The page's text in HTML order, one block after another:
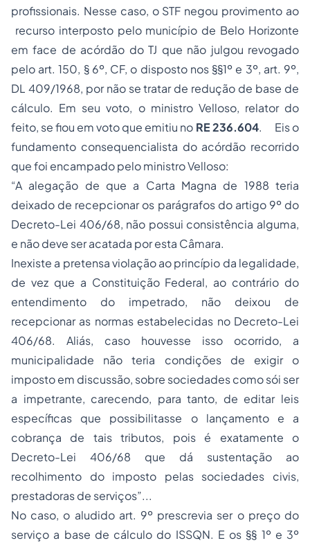
profissionais. Nesse caso, o STF negou provimento ao
recurso interposto pelo município de Belo Horizonte
em face de acórdão do TJ que não julgou revogado
pelo art. 150, § 6º, CF, o disposto nos §§1º e 3º, art. 9º,
DL 409/1968, por não se tratar de redução de base de
cálculo. Em seu voto, o ministro Velloso, relator do
feito, se fiou em voto que emitiu no RE 236.604. Eis o
fundamento consequencialista do acórdão recorrido
que foi encampado pelo ministro Velloso:
“A alegação de que a Carta Magna de 1988 teria
deixado de recepcionar os parágrafos do artigo 9º do
Decreto-Lei 406/68, não possui consistência alguma,
e não deve ser acatada por esta Câmara.
Inexiste a pretensa violação ao princípio da legalidade,
de vez que a Constituição Federal, ao contrário do
entendimento do impetrado, não deixou de
recepcionar as normas estabelecidas no Decreto-Lei
406/68. Aliás, caso houvesse isso ocorrido, a
municipalidade não teria condições de exigir o
imposto em discussão, sobre sociedades como sói ser
a impetrante, carecendo, para tanto, de editar leis
específicas que possibilitasse o lançamento e a
cobrança de tais tributos, pois é exatamente o
Decreto-Lei 406/68 que dá sustentação ao
recolhimento do imposto pelas sociedades civis,
prestadoras de serviços”...
No caso, o aludido art. 9º prescrevia ser o preço do
serviço a base de cálculo do ISSQN. E os §§ 1º e 3º